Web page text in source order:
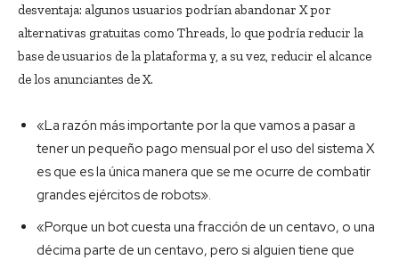
desventaja: algunos usuarios podrían abandonar X por
alternativas gratuitas como Threads, lo que podría reducir la
base de usuarios de la plataforma y, a su vez, reducir el alcance
de los anunciantes de X.
«La razón más importante por la que vamos a pasar a
tener un pequeño pago mensual por el uso del sistema X
es que es la única manera que se me ocurre de combatir
grandes ejércitos de robots».
«Porque un bot cuesta una fracción de un centavo, o una
décima parte de un centavo, pero si alguien tiene que